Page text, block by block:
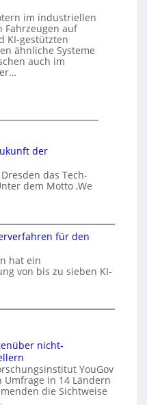
im industriellen
Fahrzeugen auf
KI-gestützten
ähnliche Systeme
auch im
der
das Tech-
dem Motto ‚We
für den
hat ein
von bis zu sieben KI-
nicht-
YouGov
in 14 Ländern
die Sichtweise